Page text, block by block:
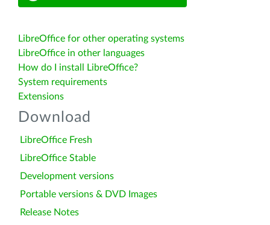
LibreOffice for other operating systems
LibreOffice in other languages
How do I install LibreOffice?
System requirements
Extensions
Download
LibreOffice Fresh
LibreOffice Stable
Development versions
Portable versions & DVD Images
Release Notes